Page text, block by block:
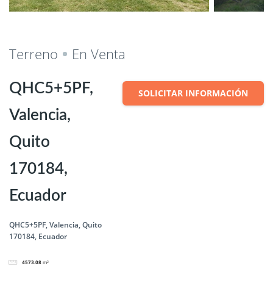
Terreno En Venta
QHC5+5PF,
Valencia,
Quito
170184,
Ecuador
QHC5+5PF, Valencia, Quito
170184, Ecuador
4573.08 m²
SOLICITAR INFORMACIÓN